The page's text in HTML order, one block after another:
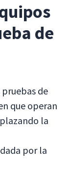
de
pruebas de
que operan
la
por la